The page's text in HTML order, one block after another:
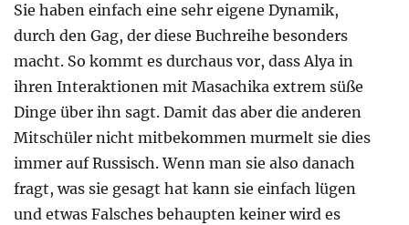
Sie haben einfach eine sehr eigene Dynamik,
durch den Gag, der diese Buchreihe besonders
macht. So kommt es durchaus vor, dass Alya in
ihren Interaktionen mit Masachika extrem süße
Dinge über ihn sagt. Damit das aber die anderen
Mitschüler nicht mitbekommen murmelt sie dies
immer auf Russisch. Wenn man sie also danach
fragt, was sie gesagt hat kann sie einfach lügen
und etwas Falsches behaupten keiner wird es